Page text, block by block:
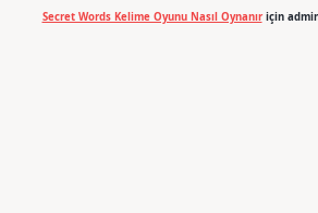
Secret Words Kelime Oyunu Nasıl Oynanıriçin